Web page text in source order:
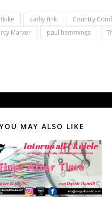
cathy fink Country
Marxer paul hemmings
MAY ALSO LIKE